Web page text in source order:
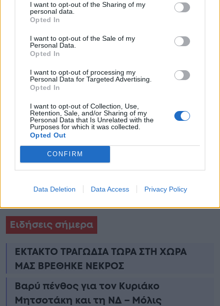
I want to opt-out of the Sharing of my
personal data.
Opted In
I want to opt-out of the Sale of my
Personal Data.
Opted In
I want to opt-out of processing my
Personal Data for Targeted Advertising.
Opted In
I want to opt-out of Collection, Use,
Retention, Sale, and/or Sharing of my
Personal Data that Is Unrelated with the
Purposes for which it was collected.
Opted Out
CONFIRM
Data Deletion Data Access Privacy Policy
Ειδήσεις σήμερα
ΕΚΤΑΚΤΟ ΤΡΑΓΩΔΙΑ ΤΩΡΑ ΣΤΗ ΧΩΡΑ
ΜΑΣ ΒΡΕΘΗΚΕ ΝΕΚΡΟΣ
Βαρύ πένθος για τον Κυριάκο
Μητσοτάκη και τη ΝΔ – Μόλις